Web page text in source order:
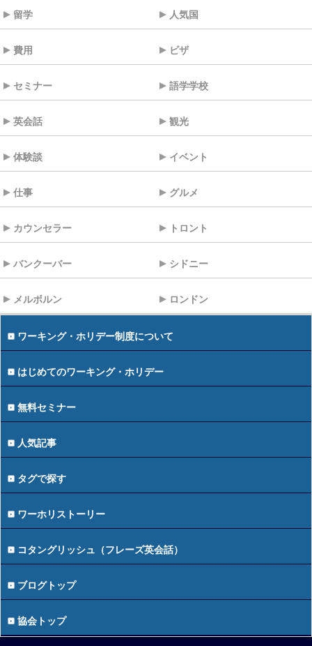
留学 人気国
費用 ビザ
セミナー 語学学校
英会話 観光
体験談 イベント
仕事 グルメ
カウンセラー トロント
バンクーバー シドニー
メルボルン ロンドン
ワーキング・ホリデー制度について
はじめてのワーキング・ホリデー
無料セミナー
人気記事
タグで探す
ワーホリストーリー
コタングリッシュ（フレーズ英会話）
ブログトップ
協会トップ